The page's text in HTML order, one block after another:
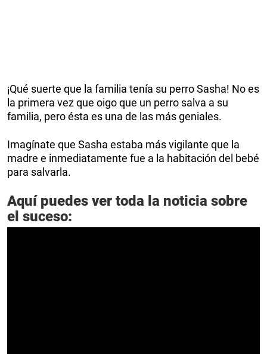
¡Qué suerte que la familia tenía su perro Sasha! No es
la primera vez que oigo que un perro salva a su
familia, pero ésta es una de las más geniales.
Imagínate que Sasha estaba más vigilante que la
madre e inmediatamente fue a la habitación del bebé
para salvarla.
Aquí puedes ver toda la noticia sobre
el suceso: